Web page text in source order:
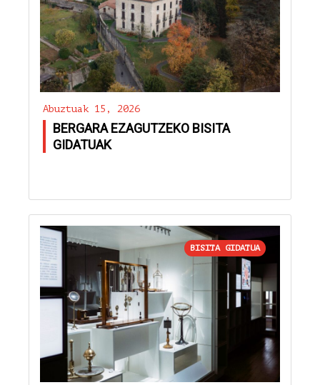
Abuztuak 15, 2026
BERGARA EZAGUTZEKO BISITA
GIDATUAK
BISITA GIDATUA